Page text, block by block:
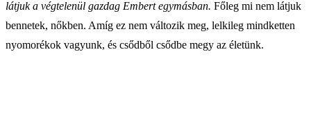
látjuk a végtelenül gazdag Embert egymásban. Főleg mi nem látjuk
bennetek, nőkben. Amíg ez nem változik meg, lelkileg mindketten
nyomorékok vagyunk, és csődből csődbe megy az életünk.